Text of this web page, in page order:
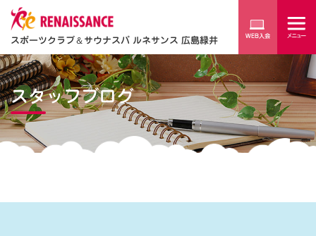
スポーツクラブ＆サウナスパ ルネサンス 広島緑井
スタッフブログ